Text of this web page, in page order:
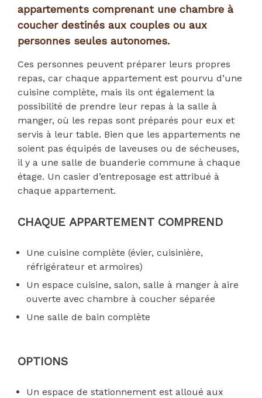
appartements comprenant une chambre à
coucher destinés aux couples ou aux
personnes seules autonomes.
Ces personnes peuvent préparer leurs propres
repas, car chaque appartement est pourvu d’une
cuisine complète, mais ils ont également la
possibilité de prendre leur repas à la salle à
manger, où les repas sont préparés pour eux et
servis à leur table. Bien que les appartements ne
soient pas équipés de laveuses ou de sécheuses,
il y a une salle de buanderie commune à chaque
étage. Un casier d’entreposage est attribué à
chaque appartement.
CHAQUE APPARTEMENT COMPREND
Une cuisine complète (évier, cuisinière,
réfrigérateur et armoires)
Un espace cuisine, salon, salle à manger à aire
ouverte avec chambre à coucher séparée
Une salle de bain complète
OPTIONS
Un espace de stationnement est alloué aux